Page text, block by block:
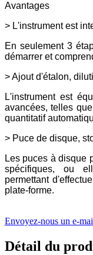
Avantages
> L'instrument est
En seulement 3
démarrer et
> Ajout d'étalon,
L'instrument est
avancées, telles
quantitatif
> Puce de disque,
Les puces à disque
spécifiques, ou
permettant
plate-forme.
Envoyez-nous un e-
Détail du